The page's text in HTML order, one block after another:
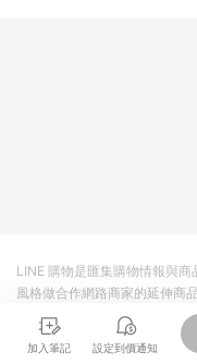
加入筆記 設定到價通知
LINE 購物是匯集購物情報與
風格做合作網路商家的延伸商
商品至各合作網路商家，確
準。